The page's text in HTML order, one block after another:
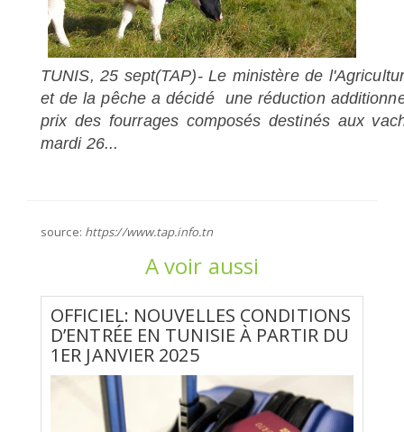
TUNIS, 25 sept(TAP)- Le ministère de
et de la pêche a décidé une réduction
prix des fourrages composés destinés aux
mardi 26...
source: https://www.tap.info.tn
A voir aussi
OFFICIEL: NOUVELLES CONDITIONS
D’ENTRÉE EN TUNISIE À PARTIR DU
1ER JANVIER 2025